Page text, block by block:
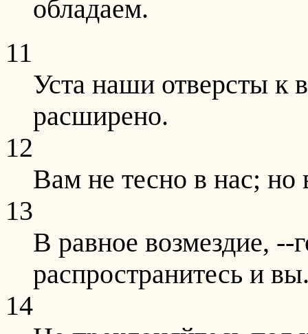
обладаем.
11
Уста наши отверсты к
расширено.
12
Вам не тесно в нас; но
13
В равное возмездие, --
распространитесь и
14